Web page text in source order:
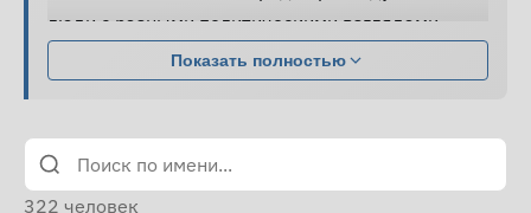
люди с разными политическими взглядами,
совершившие разные поступки.
жестокому обращению и пыткам, принуждаются
к признанию вины и не получают нормальной
юридической помощи, а правозащитники не
Показать полностью
322 человек